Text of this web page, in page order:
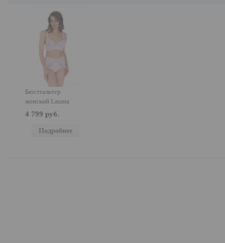
Бюстгальтер
женский Lauma
Lingerie 43K21
4 799 руб.
Подробнее